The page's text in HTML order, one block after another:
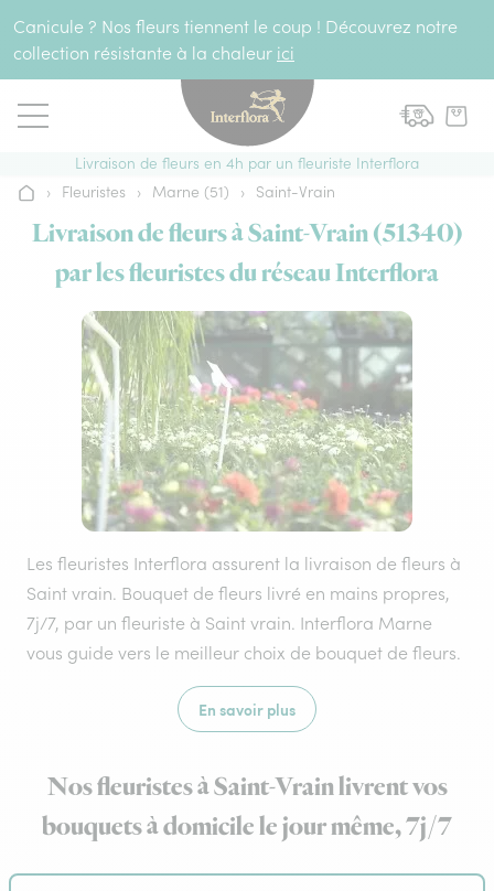
Canicule ? Nos fleurs tiennent le coup ! Découvrez notre
collection résistante à la chaleur ici
Livraison de fleurs en 4h par un fleuriste Interflora
Accueil
› Fleuristes › Marne (51) › Saint-Vrain
Livraison de fleurs à Saint-Vrain (51340)
par les fleuristes du réseau Interflora
Les fleuristes Interflora assurent la livraison de fleurs à
Saint vrain. Bouquet de fleurs livré en mains propres,
7j/7, par un fleuriste à Saint vrain. Interflora Marne
vous guide vers le meilleur choix de bouquet de fleurs.
En savoir plus
Nos fleuristes à Saint-Vrain livrent vos
bouquets à domicile le jour même, 7j/7